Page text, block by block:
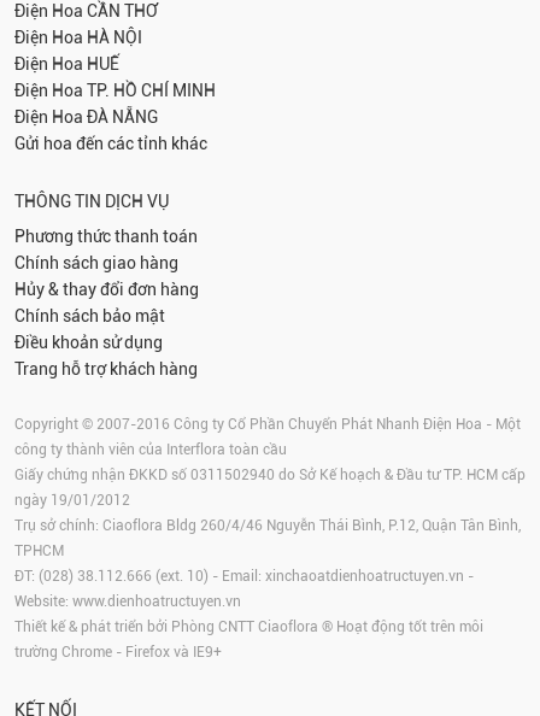
Điện Hoa CẦN THƠ
Điện Hoa HÀ NỘI
Điện Hoa HUẾ
Điện Hoa TP. HỒ CHÍ MINH
Điện Hoa ĐÀ NẴNG
Gửi hoa đến các tỉnh khác
THÔNG TIN DỊCH VỤ
Phương thức thanh toán
Chính sách giao hàng
Hủy & thay đổi đơn hàng
Chính sách bảo mật
Điều khoản sử dụng
Trang hỗ trợ khách hàng
Copyright © 2007-2016 Công ty Cổ Phần Chuyển Phát Nhanh Điện Hoa - Một
công ty thành viên của Interflora toàn cầu
Giấy chứng nhận ĐKKD số 0311502940 do Sở Kế hoạch & Đầu tư TP. HCM cấp
ngày 19/01/2012
Trụ sở chính: Ciaoflora Bldg 260/4/46 Nguyễn Thái Bình, P.12, Quận Tân Bình,
TPHCM
ĐT: (028) 38.112.666 (ext. 10) - Email: xinchaoatdienhoatructuyen.vn -
Website: www.dienhoatructuyen.vn
Thiết kế & phát triển bởi Phòng CNTT Ciaoflora ® Hoạt động tốt trên môi
trường Chrome - Firefox và IE9+
KẾT NỐI